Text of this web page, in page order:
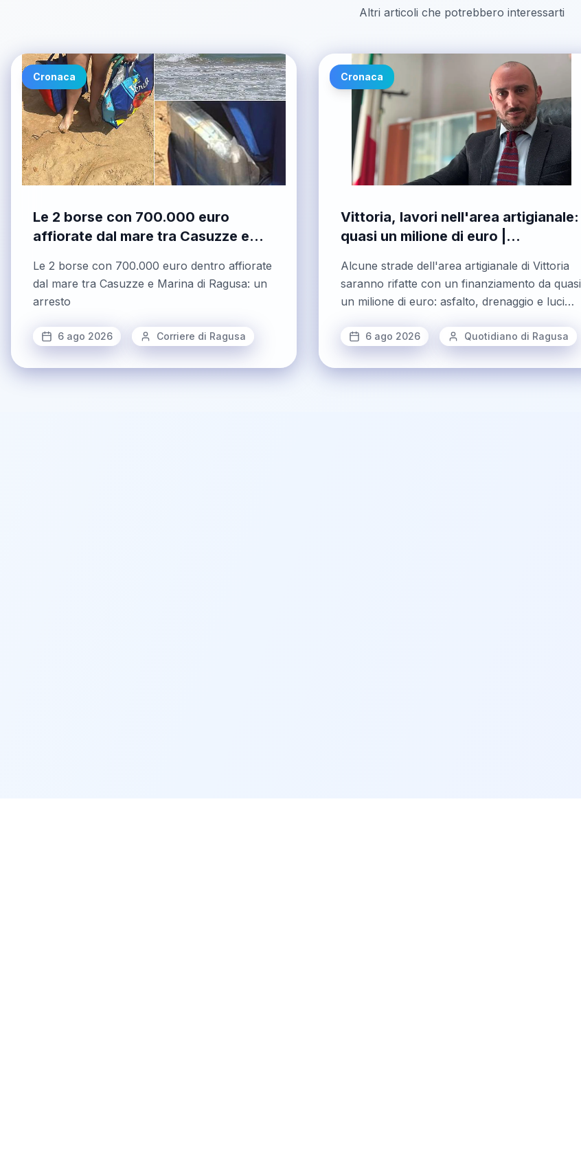
Altri articoli che potrebbero interessarti
Cronaca
Le 2 borse con 700.000 euro
affiorate dal mare tra Casuzze e
Le 2 borse con 700.000 euro dentro affiorate
dal mare tra Casuzze e Marina di Ragusa: un
arresto
6 ago 2026 Corriere di Ragusa
Cronaca
Vittoria, lavori nell'area artigianale:
quasi un milione di euro |
Alcune strade dell'area artigianale di Vittoria
saranno rifatte con un finanziamento da quasi
un milione di euro: asfalto, drenaggio e luci
6 ago 2026 Quotidiano di Ragusa